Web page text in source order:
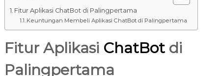
4
6
Fitur Aplikasi ChatBot di Palingpertama
Keuntungan Membeli Aplikasi ChatBot di Palingpertama
Fitur Aplikasi ChatBotdi
Palingpertama